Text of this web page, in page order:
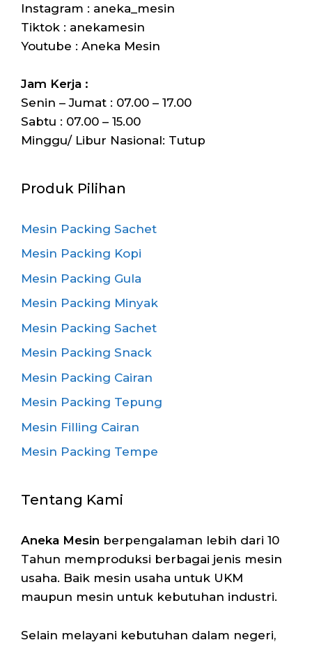
Instagram : aneka_mesin
Tiktok : anekamesin
Youtube : Aneka Mesin
Jam Kerja :
Senin – Jumat : 07.00 – 17.00
Sabtu : 07.00 – 15.00
Minggu/ Libur Nasional: Tutup
Produk Pilihan
Mesin Packing Sachet
Mesin Packing Kopi
Mesin Packing Gula
Mesin Packing Minyak
Mesin Packing Sachet
Mesin Packing Snack
Mesin Packing Cairan
Mesin Packing Tepung
Mesin Filling Cairan
Mesin Packing Tempe
Tentang Kami
Aneka Mesin berpengalaman lebih dari 10
Tahun memproduksi berbagai jenis mesin
usaha. Baik mesin usaha untuk UKM
maupun mesin untuk kebutuhan industri.
Selain melayani kebutuhan dalam negeri,